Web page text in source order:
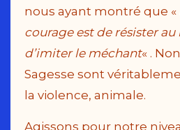
nous ayant montré que «
courage est de résister
d’imiter le méchant« .
Sagesse sont
la violence, animale.
Agissons pour notre